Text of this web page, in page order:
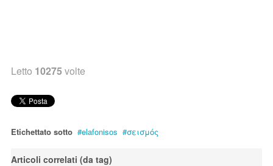
Letto 10275 volte
Etichettato sotto elafonisos σεισμός
Articoli correlati (da tag)